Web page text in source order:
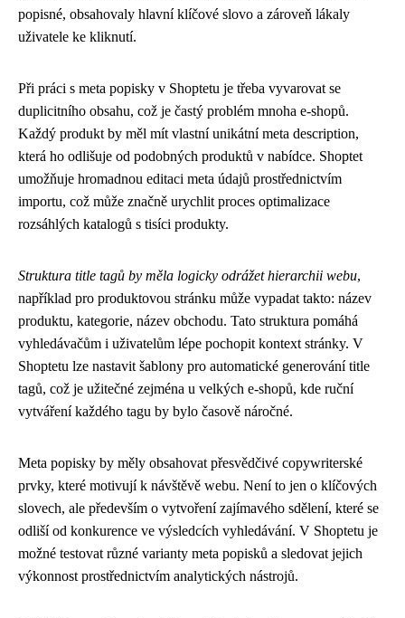
popisné, obsahovaly hlavní klíčové slovo a zároveň lákaly
uživatele ke kliknutí.
Při práci s meta popisky v Shoptetu je třeba vyvarovat se
duplicitního obsahu, což je častý problém mnoha e-shopů.
Každý produkt by měl mít vlastní unikátní meta description,
která ho odlišuje od podobných produktů v nabídce. Shoptet
umožňuje hromadnou editaci meta údajů prostřednictvím
importu, což může značně urychlit proces optimalizace
rozsáhlých katalogů s tisíci produkty.
Struktura title tagů by měla logicky odrážet hierarchii webu,
například pro produktovou stránku může vypadat takto: název
produktu, kategorie, název obchodu. Tato struktura pomáhá
vyhledávačům i uživatelům lépe pochopit kontext stránky. V
Shoptetu lze nastavit šablony pro automatické generování title
tagů, což je užitečné zejména u velkých e-shopů, kde ruční
vytváření každého tagu by bylo časově náročné.
Meta popisky by měly obsahovat přesvědčivé copywriterské
prvky, které motivují k návštěvě webu. Není to jen o klíčových
slovech, ale především o vytvoření zajímavého sdělení, které se
odliší od konkurence ve výsledcích vyhledávání. V Shoptetu je
možné testovat různé varianty meta popisků a sledovat jejich
výkonnost prostřednictvím analytických nástrojů.